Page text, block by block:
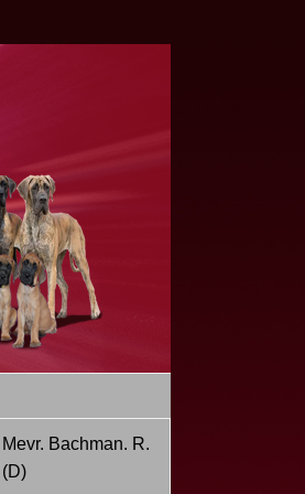
Mevr. Bachman. R.
(D)